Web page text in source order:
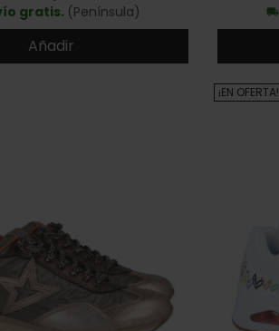
gratis. (Península)
Añadir
local_shipping
¡EN OFERTA!